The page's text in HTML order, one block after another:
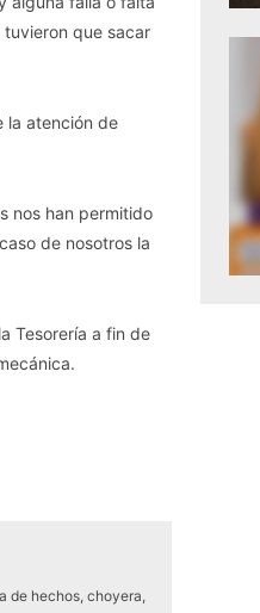
que sacar
la atención de
nos han permitido
de nosotros la
Tesorería a fin de
de hechos, choyera,